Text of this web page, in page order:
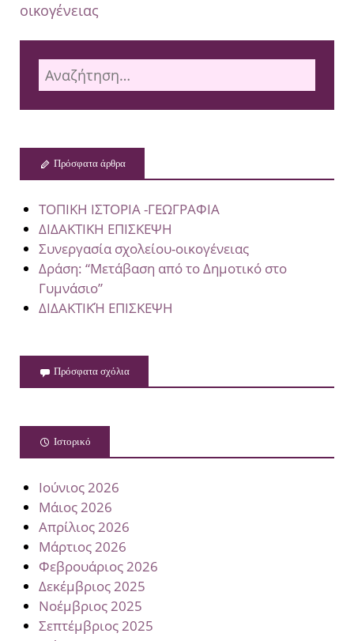
οικογένειας
Πρόσφατα άρθρα
ΤΟΠΙΚΗ ΙΣΤΟΡΙΑ -ΓΕΩΓΡΑΦΙΑ
ΔΙΔΑΚΤΙΚΗ ΕΠΙΣΚΕΨΗ
Συνεργασία σχολείου-οικογένειας
Δράση: “Μετάβαση από το Δημοτικό στο
Γυμνάσιο”
ΔΙΔΑΚΤΙΚΉ ΕΠΙΣΚΕΨΗ
Πρόσφατα σχόλια
Ιστορικό
Ιούνιος 2026
Μάιος 2026
Απρίλιος 2026
Μάρτιος 2026
Φεβρουάριος 2026
Δεκέμβριος 2025
Νοέμβριος 2025
Σεπτέμβριος 2025